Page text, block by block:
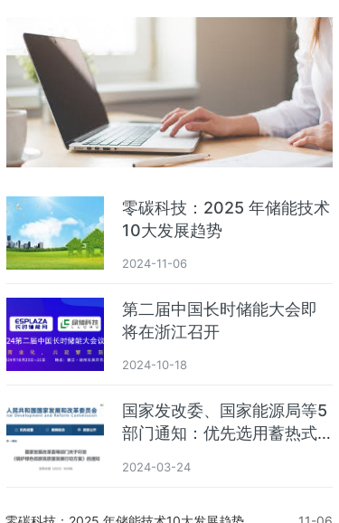
零碳科技：2025 年储能技术
10大发展趋势
2024-11-06
第二届中国长时储能大会即
将在浙江召开
2024-10-18
国家发改委、国家能源局等5
部门通知：优先选用蓄热式
2024-03-24